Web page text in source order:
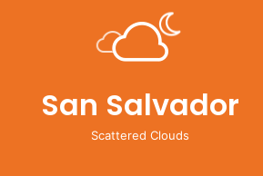
San Salvador
Scattered Clouds